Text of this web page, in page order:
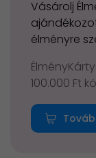
Vásárolj
élményre
100.000 Ft